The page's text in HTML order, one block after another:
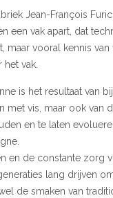
Jean-François
een vak apart, dat
maar vooral kennis van
vak.
is het resultaat van
met vis, maar ook van
en te laten
en de constante zorg
lang drijven
de smaken van